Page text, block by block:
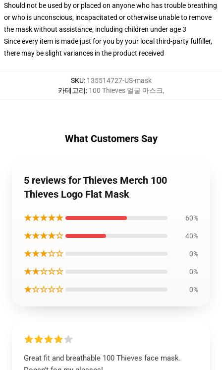
Should not be used by or placed on anyone who has trouble breathing
or who is unconscious, incapacitated or otherwise unable to remove
the mask without assistance, including children under age 3
Since every item is made just for you by your local third-party fulfiller,
there may be slight variances in the product received
SKU: 135514727-US-mask
카테고리: 100 Thieves 얼굴 마스크,
What Customers Say
5 reviews for Thieves Merch 100
Thieves Logo Flat Mask
★★★★★ 60%
★★★★☆ 40%
★★★☆☆ 0%
★★☆☆☆ 0%
★☆☆☆☆ 0%
Great fit and breathable 100 Thieves face mask.